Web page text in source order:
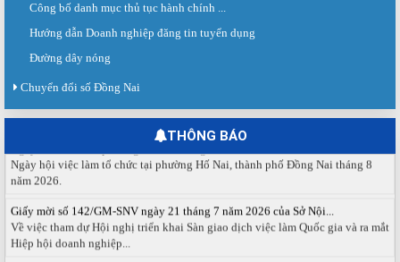
Công bố danh mục thủ tục hành chính ...
Hướng dẫn Doanh nghiệp đăng tin tuyển dụng
Đường dây nóng
Chuyển đổi số Đồng Nai
THÔNG BÁO
Sàn giao dịch việc làm lần thứ 08 năm 2026: Hơn 4.300 cơ hội...
Sáng ngày 03/8/2026, Trung tâm Dịch vụ việc làm Đồng Nai tổ chức Sàn giao
dịch việc làm lần thứ 08...
Báo cáo kết quả tổ chức Sàn giao dịch việc làm lần thứ 08/2026 ngày 03
Ngày hội việc làm phường Hố Nai tháng 8 năm 2026
Ngày hội việc làm tổ chức tại phường Hố Nai, thành phố Đồng Nai tháng 8
năm 2026.
Về việc tham dự Hội nghị triển khai Sàn giao dịch việc làm Quốc gia và ra mắt
Hiệp hội doanh nghiệp...